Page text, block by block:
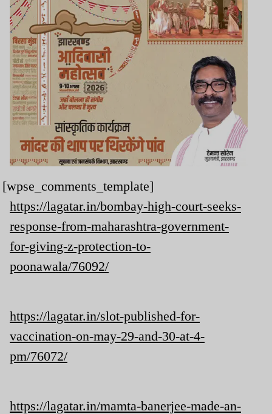
[wpse_comments_template]
https://lagatar.in/bombay-high-court-seeks-
response-from-maharashtra-government-
for-giving-z-protection-to-
poonawala/76092/
https://lagatar.in/slot-published-for-
vaccination-on-may-29-and-30-at-4-
pm/76072/
https://lagatar.in/mamta-banerjee-made-an-